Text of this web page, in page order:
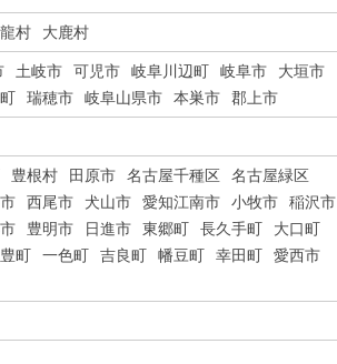
村 大鹿村
土岐市 可児市 岐阜川辺町 岐阜市
大垣市
瑞穂市 岐阜山県市 本巣市 郡上市
豊根村 田原市 名古屋千種区
名古屋緑区
西尾市 犬山市 愛知江南市 小牧市
稲沢市
豊明市 日進市 東郷町 長久手町
大口町
町 一色町 吉良町 幡豆町 幸田町
愛西市